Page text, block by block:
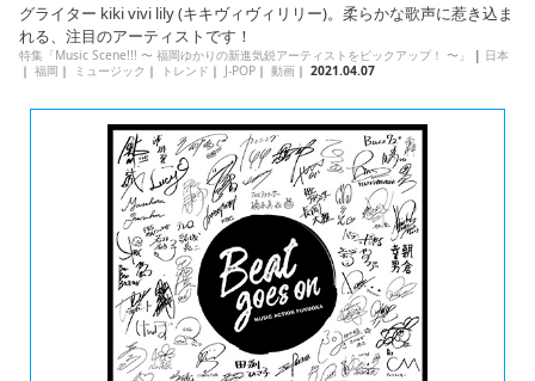
グライター kiki vivi lily (キキヴィヴィリリー)。柔らかな歌声に惹き込ま
れる、注目のアーティストです！
特集「Music Scene!!! 〜 福岡ゆかりの新進気鋭アーティストをピックアップ！ 〜」 | 日本
｜ 福岡 ｜ ミュージック ｜ トレンド ｜ J-POP｜ 動画｜ 2021.04.07